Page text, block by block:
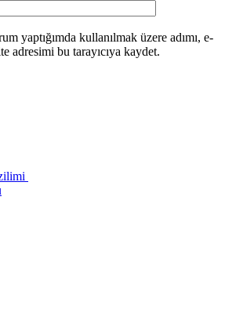
yaptığımda kullanılmak üzere adımı, e-
adresimi bu tarayıcıya kaydet.